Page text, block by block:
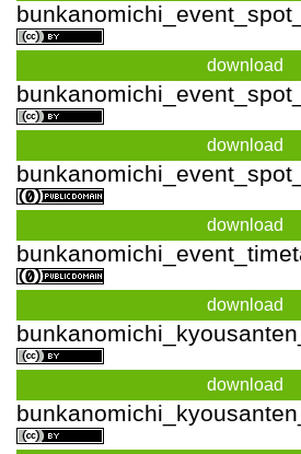
download
download
download
download
download